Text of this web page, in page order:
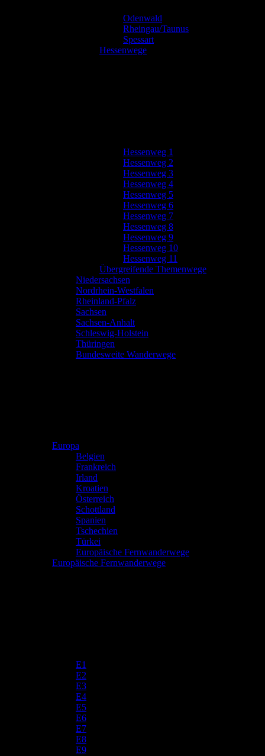
Odenwald
Rheingau/Taunus
Spessart
Hessenwege
Hessenweg 1
Hessenweg 2
Hessenweg 3
Hessenweg 4
Hessenweg 5
Hessenweg 6
Hessenweg 7
Hessenweg 8
Hessenweg 9
Hessenweg 10
Hessenweg 11
Übergreifende Themenwege
Niedersachsen
Nordrhein-Westfalen
Rheinland-Pfalz
Sachsen
Sachsen-Anhalt
Schleswig-Holstein
Thüringen
Bundesweite Wanderwege
Europa
Belgien
Frankreich
Irland
Kroatien
Österreich
Schottland
Spanien
Tschechien
Türkei
Europäische Fernwanderwege
Europäische Fernwanderwege
E1
E2
E3
E4
E5
E6
E7
E8
E9